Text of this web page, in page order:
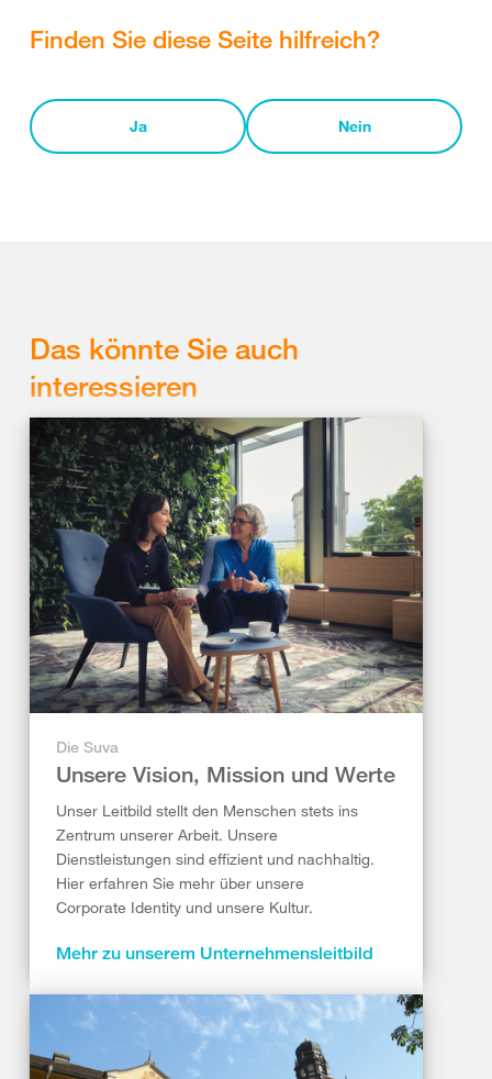
Finden Sie diese Seite hilfreich?
Ja Nein
Das könnte Sie auch
interessieren
Die Suva
Unsere Vision, Mission und Werte
Unser Leitbild stellt den Menschen stets ins
Zentrum unserer Arbeit. Unsere
Dienstleistungen sind effizient und nachhaltig.
Hier erfahren Sie mehr über unsere
Corporate Identity und unsere Kultur.
Mehr zu unserem Unternehmensleitbild